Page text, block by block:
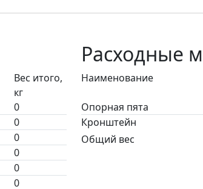
Вес итого,
кг
0
0
0
0
0
0
Расходные
Наименование
Опорная пята
Кронштейн
Общий вес